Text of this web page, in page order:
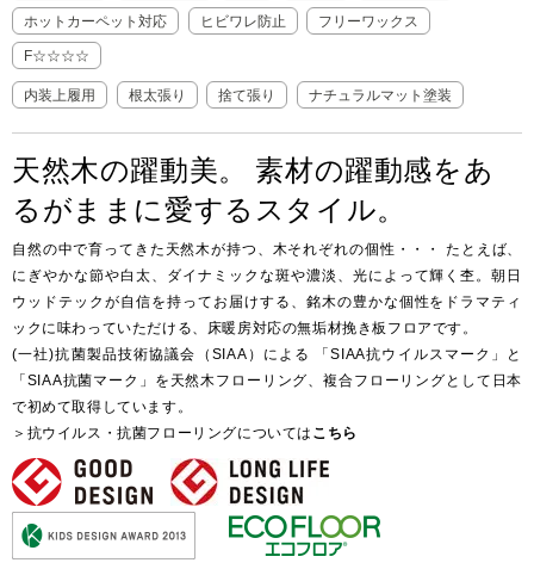
Select Language ENGLISH
天然木の躍動美。 素材の躍動感をあ
るがままに愛するスタイル。
自然の中で育ってきた天然木が持つ、木それぞれの個性・・・ たとえば、
にぎやかな節や白太、ダイナミックな斑や濃淡、光によって輝く杢。朝日
ウッドテックが自信を持ってお届けする、銘木の豊かな個性をドラマティ
ックに味わっていただける、床暖房対応の無垢材挽き板フロアです。
(一社)抗菌製品技術協議会（SIAA）による 「SIAA抗ウイルスマーク」と
「SIAA抗菌マーク」を天然木フローリング、複合フローリングとして日本
で初めて取得しています。
＞抗ウイルス・抗菌フローリングについては こちら
ホットカーペット対応 ヒビワレ防止 フリーワックス
F☆☆☆☆
内装上履用 根太張り 捨て張り ナチュラルマット塗装